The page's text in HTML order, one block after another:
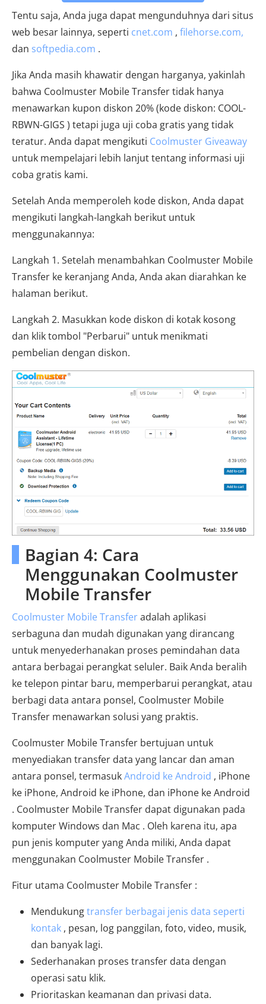
Tentu saja, Anda juga dapat mengunduhnya dari situs
web besar lainnya, seperti cnet.com , filehorse.com,
dan softpedia.com .
Jika Anda masih khawatir dengan harganya, yakinlah
bahwa Coolmuster Mobile Transfer tidak hanya
menawarkan kupon diskon 20% (kode diskon: COOL-
RBWN-GIGS ) tetapi juga uji coba gratis yang tidak
teratur. Anda dapat mengikuti Coolmuster Giveaway
untuk mempelajari lebih lanjut tentang informasi uji
coba gratis kami.
Setelah Anda memperoleh kode diskon, Anda dapat
mengikuti langkah-langkah berikut untuk
menggunakannya:
Langkah 1. Setelah menambahkan Coolmuster Mobile
Transfer ke keranjang Anda, Anda akan diarahkan ke
halaman berikut.
Langkah 2. Masukkan kode diskon di kotak kosong
dan klik tombol "Perbarui" untuk menikmati
pembelian dengan diskon.
Bagian 4: Cara
Menggunakan Coolmuster
Mobile Transfer
Coolmuster Mobile Transferadalah aplikasi
serbaguna dan mudah digunakan yang dirancang
untuk menyederhanakan proses pemindahan data
antara berbagai perangkat seluler. Baik Anda beralih
ke telepon pintar baru, memperbarui perangkat, atau
berbagi data antara ponsel, Coolmuster Mobile
Transfer menawarkan solusi yang praktis.
Coolmuster Mobile Transfer bertujuan untuk
menyediakan transfer data yang lancar dan aman
antara ponsel, termasukAndroid ke Android , iPhone
ke iPhone, Android ke iPhone, dan iPhone ke Android
. Coolmuster Mobile Transfer dapat digunakan pada
komputer Windows dan Mac . Oleh karena itu, apa
pun jenis komputer yang Anda miliki, Anda dapat
menggunakan Coolmuster Mobile Transfer .
Fitur utama Coolmuster Mobile Transfer :
Mendukungtransfer berbagai jenis data seperti
kontak , pesan, log panggilan, foto, video, musik,
dan banyak lagi.
Sederhanakan proses transfer data dengan
operasi satu klik.
Prioritaskan keamanan dan privasi data.